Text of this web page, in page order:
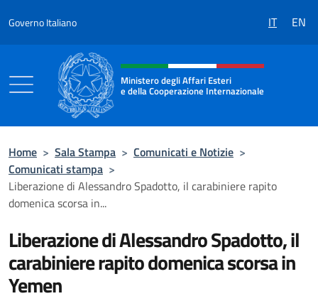
Governo Italiano IT EN
Intestazione sito, social e menù
Ministero degli Affari Esteri
e della Cooperazione Internazionale
Home > Sala Stampa > Comunicati e Notizie >
Comunicati stampa >
Liberazione di Alessandro Spadotto, il carabiniere rapito
domenica scorsa in...
Liberazione di Alessandro Spadotto, il
carabiniere rapito domenica scorsa in
Yemen